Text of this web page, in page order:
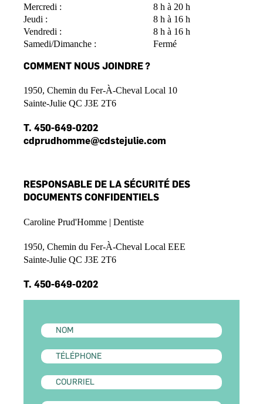
Mercredi :
8 h à 20 h
Jeudi :
8 h à 16 h
Vendredi :
8 h à 16 h
Samedi/Dimanche :
Fermé
COMMENT NOUS JOINDRE ?
1950, Chemin du Fer-À-Cheval Local 10
Sainte-Julie QC J3E 2T6
T. 450-649-0202
cdprudhomme@cdstejulie.com
RESPONSABLE DE LA SÉCURITÉ DES
DOCUMENTS CONFIDENTIELS
Caroline Prud'Homme | Dentiste
1950, Chemin du Fer-À-Cheval Local EEE
Sainte-Julie QC J3E 2T6
T. 450-649-0202